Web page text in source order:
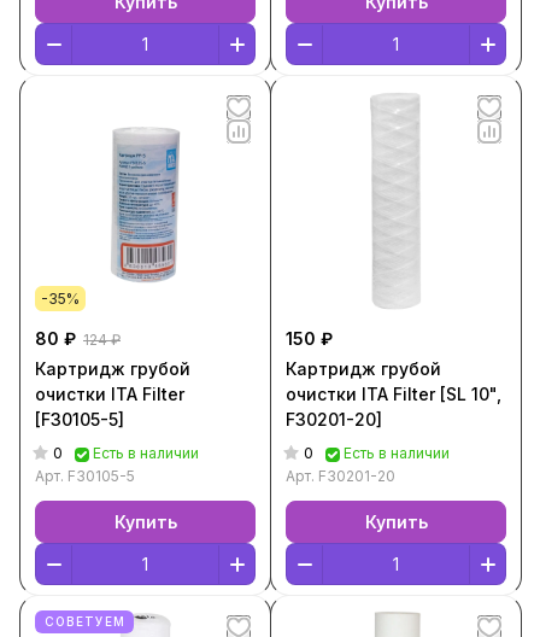
-35%
80 ₽ 124 ₽
Картридж грубой
очистки ITA Filter
[F30105-5]
0
Есть в наличии
Арт. F30105-5
Купить
150 ₽
Картридж грубой
очистки ITA Filter [SL 10",
F30201-20]
0
Есть в наличии
Арт. F30201-20
Купить
СОВЕТУЕМ